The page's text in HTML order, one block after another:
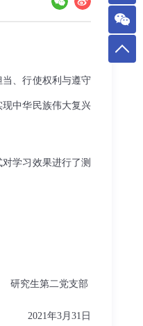
、行使权利与遵守
中华民族伟大复兴
学习效果进行了测
研究生第二党支部
2021年3月31日